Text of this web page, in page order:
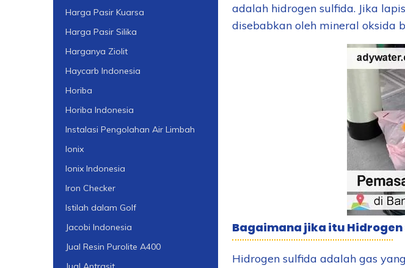
adalah hidrogen sulfida. Jika
disebabkan oleh mineral oksida
Bagaimana jika itu Hidrogen
Hidrogen sulfida adalah gas
Harga Pasir Kuarsa
Harga Pasir Silika
Harganya Ziolit
Haycarb Indonesia
Horiba
Horiba Indonesia
Instalasi Pengolahan Air Limbah
Ionix
Ionix Indonesia
Iron Checker
Istilah dalam Golf
Jacobi Indonesia
Jual Resin Purolite A400